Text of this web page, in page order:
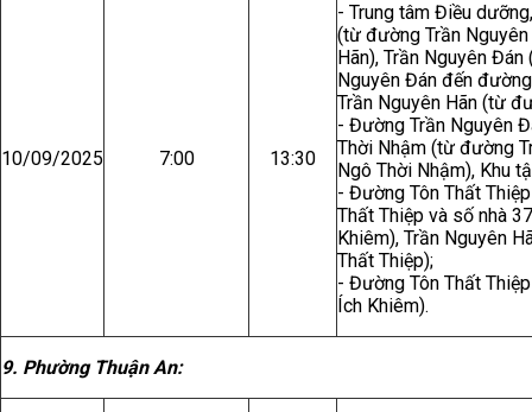
10/09/2025 7:00 13:30
- Trung tâm Điều
(từ đường Trần
Hãn), Trần Nguyên
Nguyên Đán đến
Trần Nguyên Hãn (từ
- Đường Trần Nguyên
Thời Nhậm (từ đường
Ngô Thời Nhậm), Khu
- Đường Tôn Thất
Thất Thiệp và số nhà
Khiêm), Trần Nguyên
Thất Thiệp);
- Đường Tôn Thất
Ích Khiêm).
9. Phường Thuận An: